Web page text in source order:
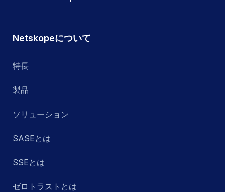
Netskopeについて
特長
製品
ソリューション
SASEとは
SSEとは
ゼロトラストとは